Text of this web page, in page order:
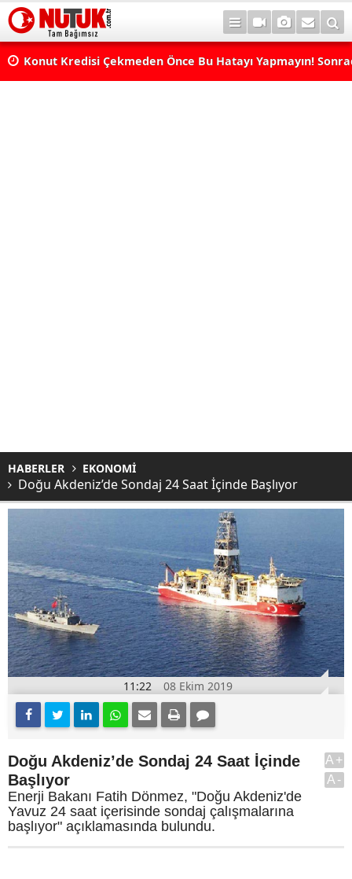
Konut Kredisi Çekmeden Önce Bu Hatayı Yapmayın!
HABERLER EKONOMİ
Doğu Akdeniz’de Sondaj 24 Saat İçinde Başlıyor
11:22 08 Ekim 2019
Doğu Akdeniz’de Sondaj 24 Saat İçinde
Başlıyor
Enerji Bakanı Fatih Dönmez, "Doğu Akdeniz'de
Yavuz 24 saat içerisinde sondaj çalışmalarına
başlıyor" açıklamasında bulundu.
A+
A-